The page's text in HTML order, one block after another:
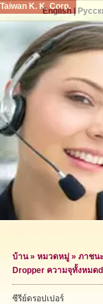
Taiwan K. K. Corp.
บ้าน» หมวดหมู่ » ภาชน
Dropper ความจุทั้งหมด
ซีรีย์ดรอปเปอร์
English|